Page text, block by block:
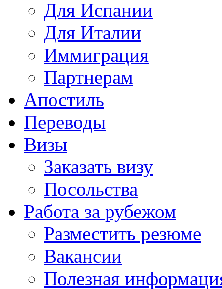
Для Испании
Для Италии
Иммиграция
Партнерам
Апостиль
Переводы
Визы
Заказать визу
Посольства
Работа за рубежом
Разместить резюме
Вакансии
Полезная